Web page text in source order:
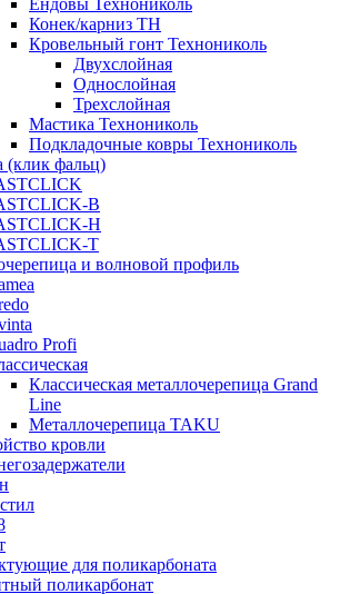
Ендовы Технониколь
Конек/карниз ТН
Кровельный гонт Технониколь
Двухслойная
Однослойная
Трехслойная
Мастика Технониколь
Подкладочные ковры Технониколь
(клик фальц)
B
H
T
и волновой профиль
Profi
Классическая металлочерепица Grand
Line
Металлочерепица TAKU
кровли
для поликарбоната
поликарбонат